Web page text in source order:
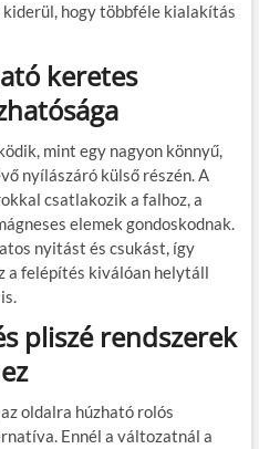
hogy többféle kialakítás
keretes
mint egy nagyon könnyű,
nyílászáró külső részén. A
csatlakozik a falhoz, a
elemek gondoskodnak.
nyitást és csukást, így
a felépítés kiválóan helytáll
pliszé rendszerek
oldalra húzható rolós
Ennél a változatnál a